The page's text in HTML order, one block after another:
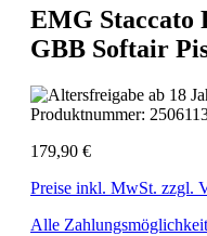
EMG Staccato
GBB Softair
Produktnummer:
179,90 €
Preise inkl. MwSt. zzgl.
Alle